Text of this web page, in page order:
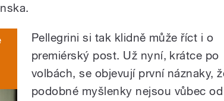
Pellegrini si tak klidně může říct i o
premiérský post. Už nyní, krátce po
volbách, se objevují první náznaky,
podobné myšlenky nejsou vůbec